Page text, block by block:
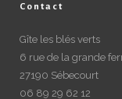
Contact
Gîte les blés verts
6 rue de la grande
27190 Sébecourt
06 89 29 62 12